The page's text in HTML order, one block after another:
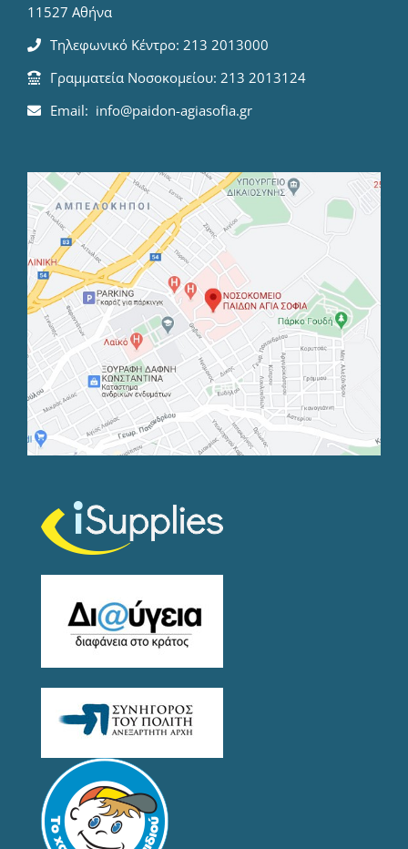
11527 Αθήνα
Τηλεφωνικό Κέντρο: 213 2013000
Γραμματεία Νοσοκομείου: 213 2013124
Email: info@paidon-agiasofia.gr